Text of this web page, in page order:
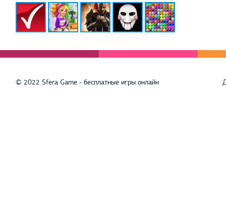
© 2022 Sfera Game - бесплатные игры онлайн